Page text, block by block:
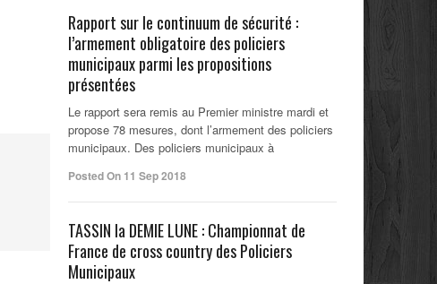
Rapport sur le continuum de sécurité :
l’armement obligatoire des policiers
municipaux parmi les propositions
présentées
Le rapport sera remis au Premier ministre mardi et
propose 78 mesures, dont l’armement des policiers
municipaux. Des policiers municipaux à
Posted On 11 Sep 2018
TASSIN la DEMIE LUNE : Championnat de
France de cross country des Policiers
Municipaux